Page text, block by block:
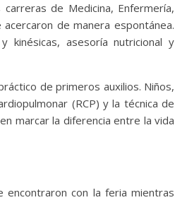
de Medicina, Enfermería,
de manera espontánea.
kinésicas, asesoría nutricional y
de primeros auxilios. Niños,
(RCP) y la técnica de
marcar la diferencia entre la vida
encontraron con la feria mientras